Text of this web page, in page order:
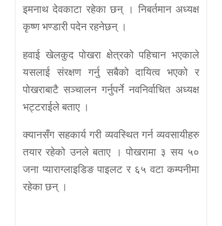
इमनाथ देवकाटा रहेका छन् । निबर्तमान अध्यक्ष
कृष्ण भण्डारी पदेन रहनेछन् ।
हवाई खेलकुद पोखरा क्षेत्रको पहिचान भएकाले
यसलाई संरक्षण गर्नु सबैको दायित्व भएको र
पोखराबाटै सञ्चालन गर्नुपर्ने नवनिर्वाचित अध्यक्ष
भट्टराईले बताए ।
क्यानसँग सहकार्य गरी व्यवस्थित गर्न व्यवसायीहरु
तयार रहेको उनले बताए । पोखरामा ३ सय ५०
जना प्याराग्लाइडिङ पाइलट र ६५ वटा कम्पनीमा
रहेका छन् ।